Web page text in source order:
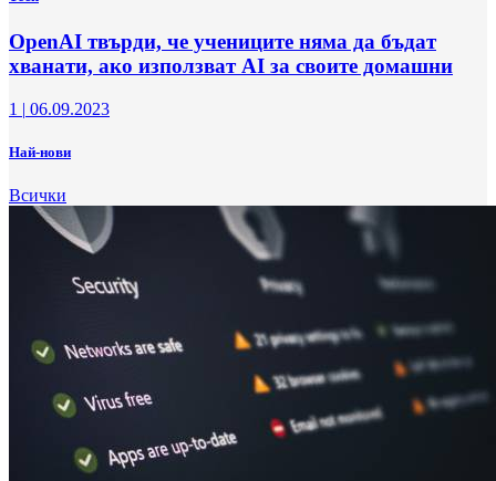
OpenAI твърди, че учениците няма да бъдат
хванати, ако използват AI за своите домашни
1 | 06.09.2023
Най-нови
Всички